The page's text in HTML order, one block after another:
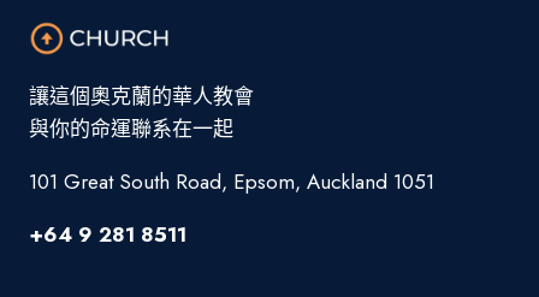
讓這個奧克蘭的華人教會
與你的命運聯系在一起
101 Great South Road, Epsom, Auckland 1051
+64 9 281 8511